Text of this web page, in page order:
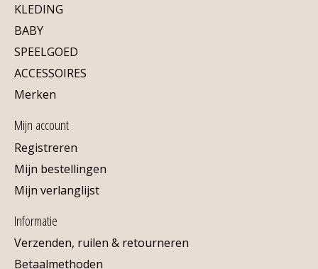
KLEDING
BABY
SPEELGOED
ACCESSOIRES
Merken
Mijn account
Registreren
Mijn bestellingen
Mijn verlanglijst
Informatie
Verzenden, ruilen & retourneren
Betaalmethoden